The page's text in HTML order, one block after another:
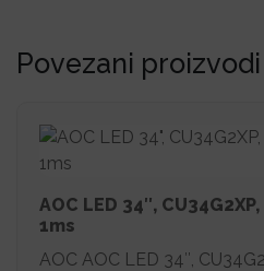
Povezani proizvodi
AOC LED 34″,
1ms
AOC AOC LED 34″,